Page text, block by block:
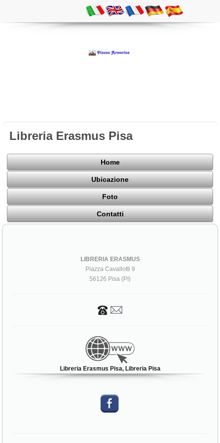
Libreria Erasmus Pisa
Home
Ubicazione
Foto
Contatti
LIBRERIA ERASMUS
Piazza Cavallotti 9
56126 Pisa (PI)
Libreria Erasmus Pisa, Libreria Pisa